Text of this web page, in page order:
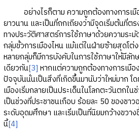
อย่างไรก็ตาม ความถูกต้องทางการเมือ
ยาวนาน และเป็นที่ถกเถียงว่ามีจุดเริ่มต้นที่ต
ทางประวัติศาสตร์การใช้ภาษาด้วยความระมั
กลุ่มขั้วการเมืองไหน แม้แต่ในฝ่ายซ้ายสุดโ
หลายกลุ่มก็มีการบังคับในการใช้ภาษาให้มีลัก
เดียวกัน[3] หากแต่ความถูกต้องทางการเมื
ปัจจุบันนั่นเป็นสิ่งที่เกิดขึ้นมานับว่าใหม่มาก โ
เมืองเริ่มกลายเป็นประเด็นในโลกตะวันตกใ
เป็นช่วงที่ประชาชนเกือบ ร้อยละ 50 ของชาว
ระดับอุดมศึกษา และเริ่มเป็นที่นิยมกว้างขวาง
นี้[4]